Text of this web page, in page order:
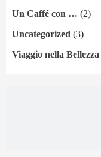
Un Caffé con … (2)
Uncategorized (3)
Viaggio nella Bellezza